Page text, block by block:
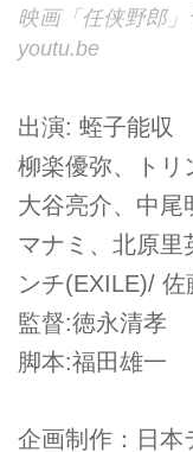
映画「任侠野郎
youtu.be
出演: 蛭子能収
柳楽優弥、トリ
大谷亮介、中尾
マナミ、北原里
ンチ(EXILE)/ 佐
監督:徳永清孝
脚本:福田雄一
企画制作：日本